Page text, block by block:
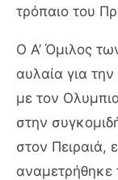
τρόπαιο του
Ο Α’ Όμιλος
αυλαία για
με τον
στην
στον Πειραιά,
αναμετρήθηκε